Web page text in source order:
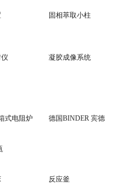
固相萃取小柱
凝胶成像系统
式电阻炉
德国BINDER 宾德
反应釜